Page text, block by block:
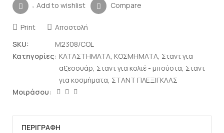
Add to wishlist Compare
Print
Αποστολή
SKU:
M2308/COL
Κατηγορίες: ΚΑΤΑΣΤΗΜΑΤΑ, ΚΟΣΜΗΜΑΤΑ, Σταντ για
αξεσουάρ, Σταντ για κολιέ - μπούστα, Σταντ
για κοσμήματα, ΣΤΑΝΤ ΠΛΕΞΙΓΚΛΑΣ
Μοιράσου:
ΠΕΡΙΓΡΑΦΉ